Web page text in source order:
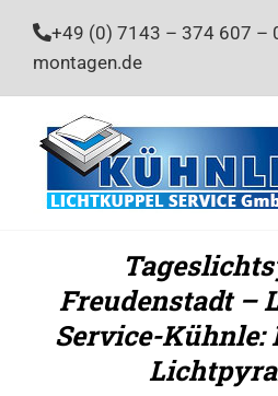
Inhalt
springen
+49 (0) 7143 – 374 607 –
montagen.de
Freudenstadt –
Service-Kühnle: